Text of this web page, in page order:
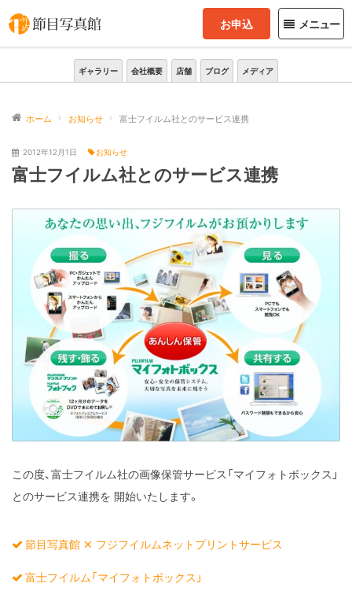
メニュー
お申込
ギャラリー 会社概要 店舗 ブログ メディア
ホーム お知らせ 富士フイルム社とのサービス連携
2012年12月1日 お知らせ
富士フイルム社とのサービス連携
この度、富士フイルム社の画像保管サービス「マイフォトボックス」
とのサービス連携を 開始いたします。
節目写真館 ✕ フジフイルムネットプリントサービス
富士フイルム「マイフォトボックス」